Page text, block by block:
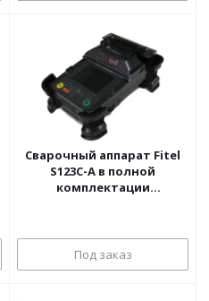
Сварочный аппарат Fitel
S123C-A в полной
комплектации
Под заказ